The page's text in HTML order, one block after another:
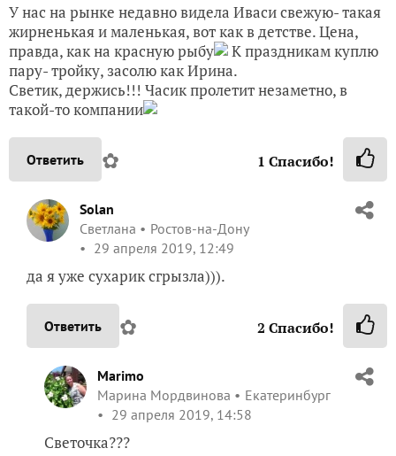
У нас на рынке недавно видела Иваси свежую- такая
жирненькая и маленькая, вот как в детстве. Цена,
правда, как на красную рыбу
К праздникам куплю
пару- тройку, засолю как Ирина.
Светик, держись!!! Часик пролетит незаметно, в
такой-то компании
Ответить ✿ 1 Спасибо!
Solan
Светлана
Ростов-на-Дону
29 апреля 2019, 12:49
да я уже сухарик сгрызла))).
Ответить ✿ 2 Спасибо!
Marimo
Марина Мордвинова
Екатеринбург
29 апреля 2019, 14:58
Светочка???